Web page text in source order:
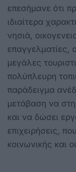
επεσήμανε ότι
ιδιαίτερα
νησιά,
επαγγελματίες,
μεγάλες
πολύπλευρη
παράδειγμα
μετάβαση να
και να δώσει
επιχειρήσεις,
κοινωνικής και